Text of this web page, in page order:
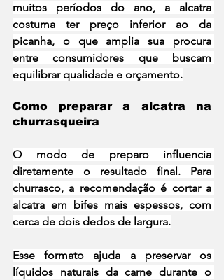
muitos períodos do ano, a alcatra
costuma ter preço inferior ao da
picanha, o que amplia sua procura
entre consumidores que buscam
equilibrar qualidade e orçamento.
Como preparar a alcatra na
churrasqueira
O modo de preparo influencia
diretamente o resultado final. Para
churrasco, a recomendação é cortar a
alcatra em bifes mais espessos, com
cerca de dois dedos de largura.
Esse formato ajuda a preservar os
líquidos naturais da carne durante o